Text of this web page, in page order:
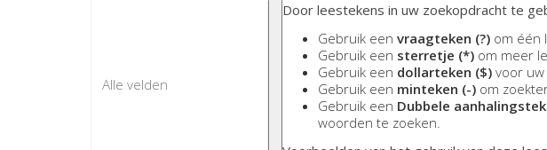
Door leestekens in uw zoekopdracht te
Gebruik een vraagteken (?) om één
Gebruik een sterretje (*) om meer
Gebruik een dollarteken ($) voor
Gebruik een minteken (-) om
Gebruik een Dubbele
woorden te zoeken.